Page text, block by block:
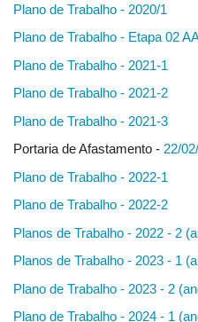
Plano de Trabalho - 2020/1
Plano de Trabalho - Etapa 02
Plano de Trabalho - 2021-1
Plano de Trabalho - 2021-2
Plano de Trabalho - 2021-3
Portaria de Afastamento - 22/
Plano de Trabalho - 2022-1
Plano de Trabalho - 2022-2
Planos de Trabalho - 2022 - 2
Planos de Trabalho - 2023 - 1
Plano de Trabalho - 2023 - 2
Plano de Trabalho - 2024 - 1